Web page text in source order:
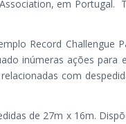
em Portugal.
Record Challengue
inúmeras ações para
com
de 27m x 16m.